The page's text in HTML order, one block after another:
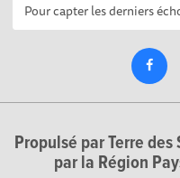
Propulsé par Terre
par la Région